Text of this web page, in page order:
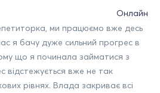
Онлайн
ми працюємо вже десь
я бачу дуже сильний прогрес в
що я починала займатися з
відстежується вже не так
рівнях. Влада закриває всі